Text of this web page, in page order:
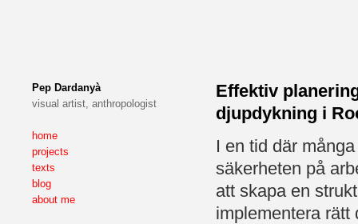
Pep Dardanyà
visual artist, anthropologist
home
projects
texts
blog
about me
Effektiv
djupdykning i
I en tid där
säkerheten på
att skapa en
implementera rätt